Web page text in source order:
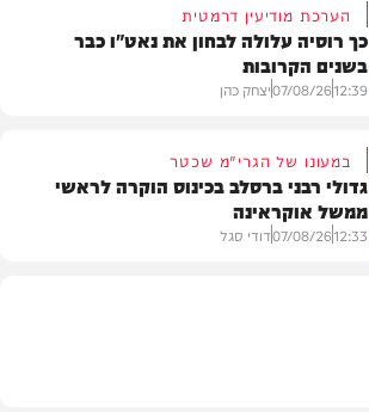
הערכת מודיעין דרמטית
כך רוסיה עלולה לבחון את נאט"ו כבר
בשנים הקרובות
12:39
07/08/26יצחק כהן
במעונו של הגרי"מ שכטר
גדולי רבני ברסלב בכינוס הוקרה לראשי
ממשל אוקראינה
12:33
07/08/26דודי סגל